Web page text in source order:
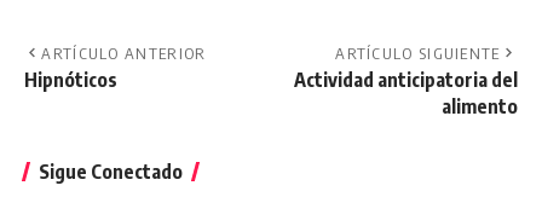
ARTÍCULO ANTERIOR
Hipnóticos
ARTÍCULO SIGUIENTE
Actividad anticipatoria del
alimento
Sigue Conectado